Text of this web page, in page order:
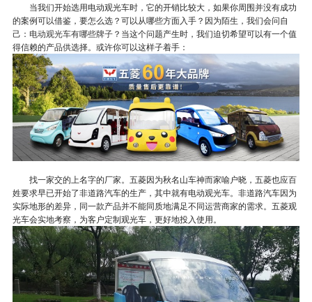
当我们开始选用电动观光车时，它的开销比较大，如果你周围并没有成功
的案例可以借鉴，要怎么选？可以从哪些方面入手？因为陌生，我们会问自
己： 电动观光车有哪些牌子？当这个问题产生时，我们迫切希望可以有一个值
得信赖的产品供选择。或许你可以这样子着手：
找一家交的上名字的厂家。五菱因为秋名山车神而家喻户晓，五菱也应百
姓要求早已开始了非道路汽车的生产，其中就有电动观光车。非道路汽车因为
实际地形的差异，同一款产品并不能同质地满足不同运营商家的需求。五菱观
光车会实地考察，为客户定制观光车，更好地投入使用。